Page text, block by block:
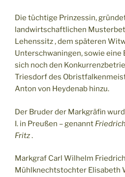
Die tüchtige Prinzessin,
landwirtschaftlichen
Lehenssitz , dem späteren
Unterschwaningen, sowie eine
sich noch den
Triesdorf des
Anton von Heydenab hinzu.
Der Bruder der Markgräfin
I. in Preußen – genannt
Fritz.
Markgraf Carl Wilhelm
Mühlknechtstochter Elisabeth